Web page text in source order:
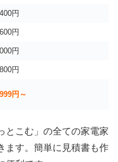
円
円
円
円
円～
とこむ」の全ての家電家
ます。簡単に見積書も作